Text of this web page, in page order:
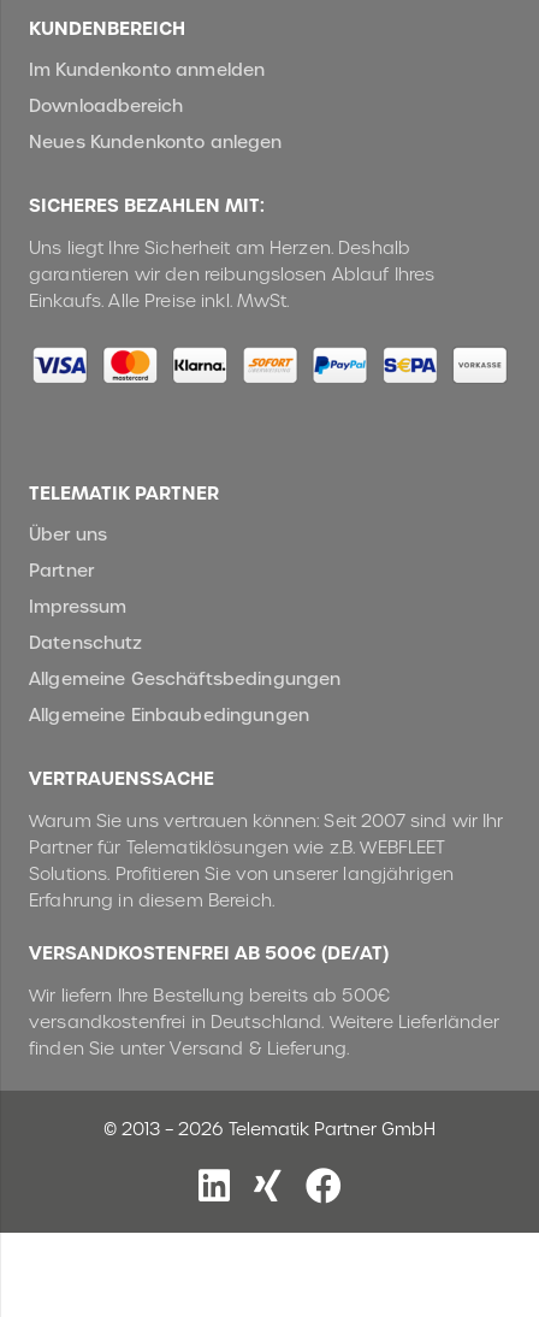
KUNDENBEREICH
Im Kundenkonto anmelden
Downloadbereich
Neues Kundenkonto anlegen
SICHERES BEZAHLEN MIT:
Uns liegt Ihre Sicherheit am Herzen. Deshalb
garantieren wir den reibungslosen Ablauf Ihres
Einkaufs. Alle Preise inkl. MwSt.
TELEMATIK PARTNER
Über uns
Partner
Impressum
Datenschutz
Allgemeine Geschäftsbedingungen
Allgemeine Einbaubedingungen
VERTRAUENSSACHE
Warum Sie uns vertrauen können: Seit 2007 sind wir Ihr
Partner für Telematiklösungen wie z.B. WEBFLEET
Solutions. Profitieren Sie von unserer langjährigen
Erfahrung in diesem Bereich.
VERSANDKOSTENFREI AB 500€ (DE/AT)
Wir liefern Ihre Bestellung bereits ab 500€
versandkostenfrei in Deutschland. Weitere Lieferländer
finden Sie unter Versand & Lieferung.
© 2013 – 2026 Telematik Partner GmbH